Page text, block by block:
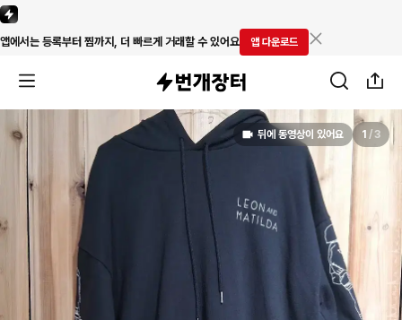
앱에서는 등록부터 찜까지, 더 빠르게 거래할 수 있어요 앱 다운로드
뒤에 동영상이 있어요 1 / 3